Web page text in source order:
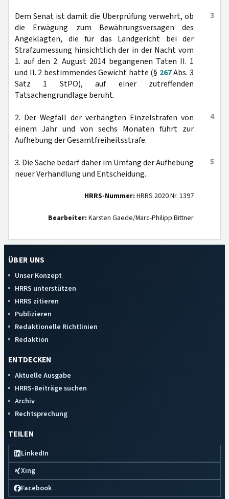
3
Dem Senat ist damit die Überprüfung verwehrt, ob
die Erwägung zum Bewährungsversagen des
Angeklagten, die für das Landgericht bei der
Strafzumessung hinsichtlich der in der Nacht vom
1. auf den 2. August 2014 begangenen Taten II. 1
und II. 2 bestimmendes Gewicht hatte (§ 267Abs. 3
Satz 1 StPO), auf einer zutreffenden
Tatsachengrundlage beruht.
4
2. Der Wegfall der verhängten Einzelstrafen von
einem Jahr und von sechs Monaten führt zur
Aufhebung der Gesamtfreiheitsstrafe.
5
3. Die Sache bedarf daher im Umfang der Aufhebung
neuer Verhandlung und Entscheidung.
HRRS-Nummer: HRRS 2020 Nr. 1397
Bearbeiter: Karsten Gaede/Marc-Philipp Bittner
ÜBER UNS
Unser Konzept
HRRS unterstützen
HRRS zitieren
Publizieren
Redaktionelle Richtlinien
Redaktion
ENTDECKEN
Aktuelle Ausgabe
HRRS-Beiträge suchen
Archiv
Rechtsprechung
TEILEN
LinkedIn
Xing
Facebook